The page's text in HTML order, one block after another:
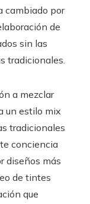
cambiado por
de
sin las
tradicionales.
a mezclar
un estilo mix
tradicionales
conciencia
diseños más
de tintes
que